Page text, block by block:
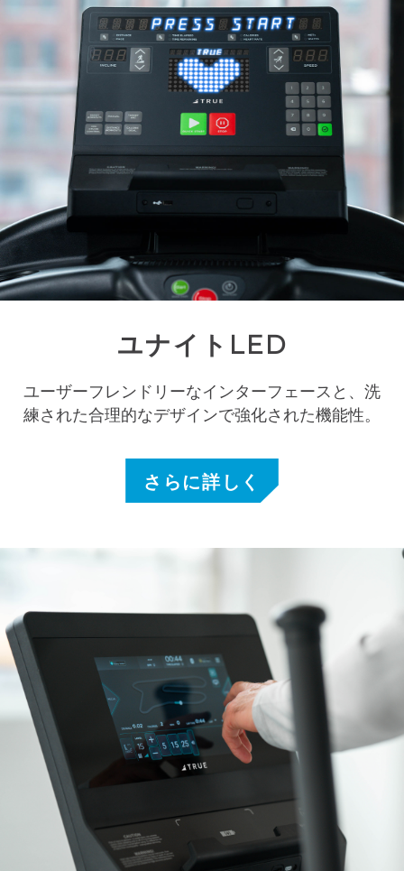
ユナイトLED
ユーザーフレンドリーなインターフェースと、洗
練された合理的なデザインで強化された機能性。
さらに詳しく